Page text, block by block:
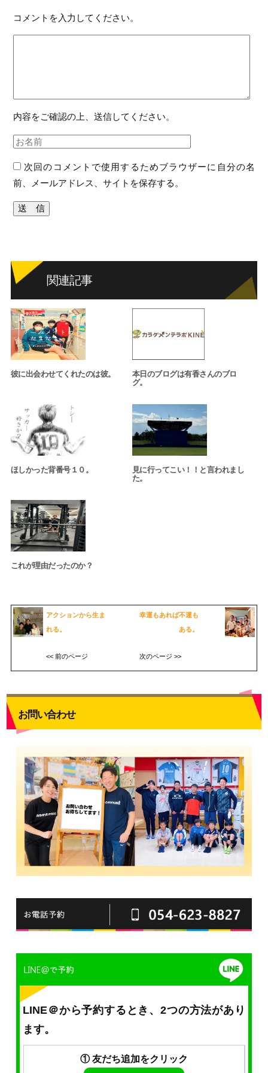
コメントを入力してください。
内容をご確認の上、送信してください。
次回のコメントで使用するためブラウザーに自分の名
前、メールアドレス、サイトを保存する。
関連記事
彼に出会わせてくれたのは彼。
本日のブログは有香さんのブロ
グ。
ほしかった背番号１０。
見に行ってこい！！と言われまし
た。
これが理由だったのか？
アクションから生ま
れる。
<< 前のページ
幸運もあれば不運も
ある。
次のページ >>
お問い合わせ
LINE＠から予約するとき、2つの方法があり
ます。
① 友だち追加をクリック